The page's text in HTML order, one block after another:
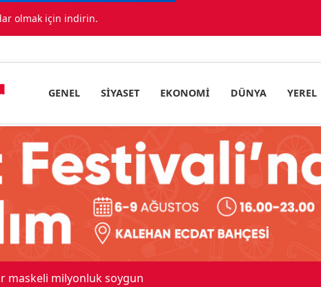
olmak için indirin.
GENEL SIYASET EKONOMI DÜNYA YEREL
çok sayıda araç birbirine girdi